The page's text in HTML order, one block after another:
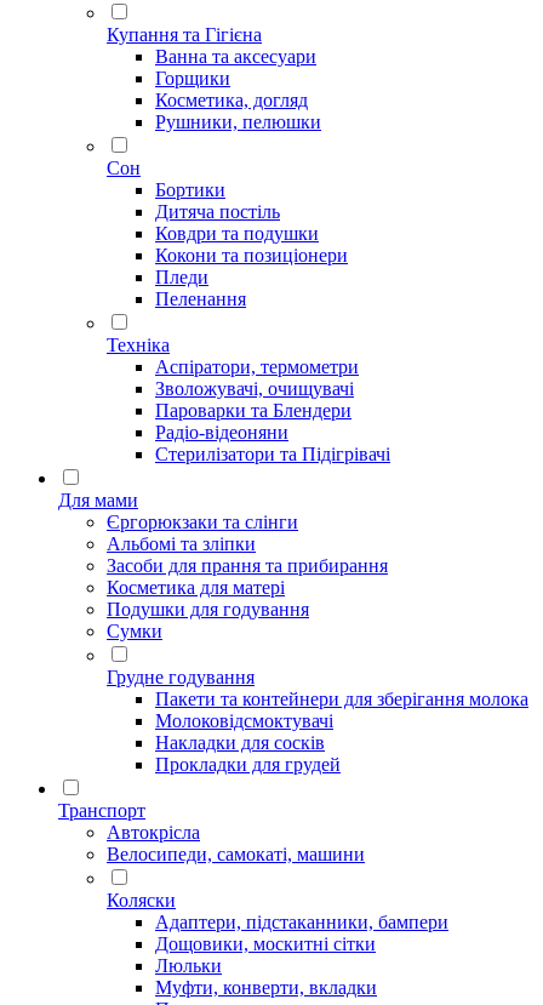
Купання та Гігієна
Ванна та аксесуари
Горщики
Косметика, догляд
Рушники, пелюшки
Сон
Бортики
Дитяча постіль
Ковдри та подушки
Кокони та позиціонери
Пледи
Пеленання
Техніка
Аспіратори, термометри
Зволожувачі, очищувачі
Пароварки та Блендери
Радіо-відеоняни
Стерилізатори та Підігрівачі
Для мами
Єргорюкзаки та слінги
Альбомі та зліпки
Засоби для прання та прибирання
Косметика для матері
Подушки для годування
Сумки
Грудне годування
Пакети та контейнери для зберігання молока
Молоковідсмоктувачі
Накладки для сосків
Прокладки для грудей
Транспорт
Автокрісла
Велосипеди, самокаті, машини
Коляски
Адаптери, підстаканники, бампери
Дощовики, москитні сітки
Люльки
Муфти, конверти, вкладки